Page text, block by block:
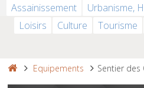
Assainissement
Urbanisme,
Loisirs
Culture Tourisme
Equipements Sentier des